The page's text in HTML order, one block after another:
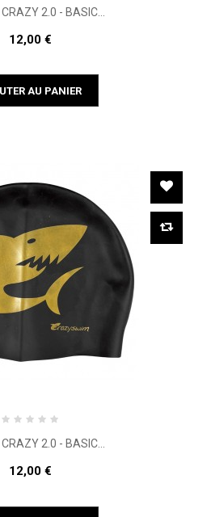
2.0 - BASIC...
12,00 €
AU PANIER
CRAZY 2.0 - BASIC...
12,00 €